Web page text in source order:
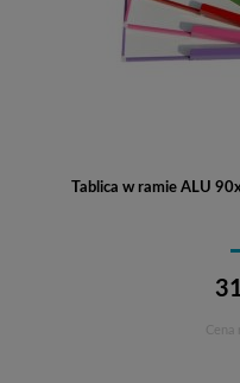
Tablica w ramie ALU